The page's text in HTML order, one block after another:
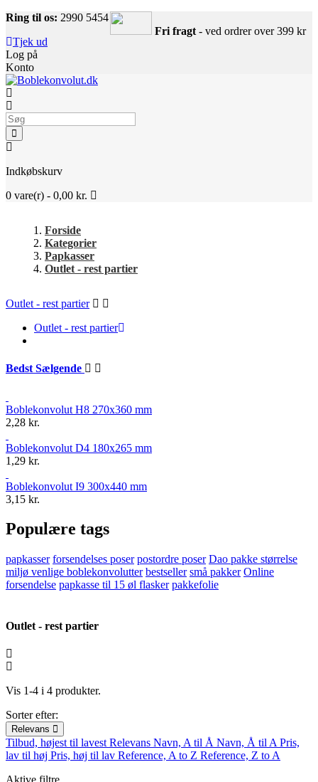
Ring til os: 2990 5454
Fri fragt - ved ordrer over 399 kr
Tjek ud
Log på
Konto
Indkøbskurv
0 vare(r) - 0,00 kr.
Forside
Kategorier
Papkasser
Outlet - rest partier
Outlet - rest partier
Outlet - rest partier
Bedst Sælgende
Boblekonvolut H8 270x360 mm
2,28 kr.
Boblekonvolut D4 180x265 mm
1,29 kr.
Boblekonvolut I9 300x440 mm
3,15 kr.
Populære tags
papkasser forsendelses poser postordre poser Dao pakke størrelse
miljø venlige boblekonvolutter bestseller små pakker Online
forsendelse papkasse til 15 øl flasker pakkefolie
Outlet - rest partier
Vis 1-4 i 4 produkter.
Sorter efter:
Relevans
Tilbud, højest til lavest Relevans Navn, A til Å Navn, Å til A Pris,
lav til høj Pris, høj til lav Reference, A to Z Reference, Z to A
Aktive filtre